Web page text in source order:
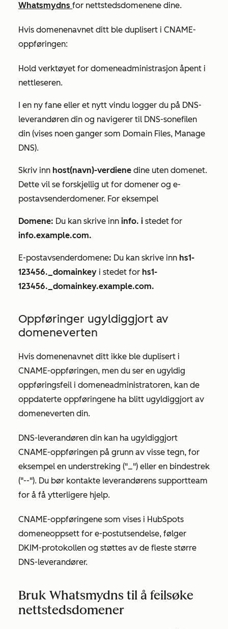
Whatsmydns for nettstedsdomenene dine.
Hvis domenenavnet ditt ble duplisert i CNAME-
oppføringen:
Hold verktøyet for domeneadministrasjon åpent i
nettleseren.
I en ny fane eller et nytt vindu logger du på DNS-
leverandøren din og navigerer til DNS-sonefilen
din (vises noen ganger som Domain Files, Manage
DNS).
Skriv inn host(navn)-verdiene dine uten domenet.
Dette vil se forskjellig ut for domener og e-
postavsenderdomener. For eksempel
Domene: Du kan skrive inn info. i stedet for
info.example.com.
E-postavsenderdomene: Du kan skrive inn hs1-
123456._domainkey i stedet for hs1-
123456._domainkey.example.com.
Oppføringer ugyldiggjort av
domeneverten
Hvis domenenavnet ditt ikke ble duplisert i
CNAME-oppføringen, men du ser en ugyldig
oppføringsfeil i domeneadministratoren, kan de
oppdaterte oppføringene ha blitt ugyldiggjort av
domeneverten din.
DNS-leverandøren din kan ha ugyldiggjort
CNAME-oppføringen på grunn av visse tegn, for
eksempel en understreking ("_") eller en bindestrek
("--"). Du bør kontakte leverandørens supportteam
for å få ytterligere hjelp.
CNAME-oppføringene som vises i HubSpots
domeneoppsett for e-postutsendelse, følger
DKIM-protokollen og støttes av de fleste større
DNS-leverandører.
Bruk Whatsmydns til å feilsøke
nettstedsdomener